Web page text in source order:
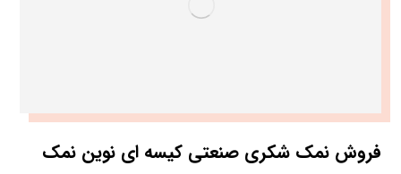
فروش نمک شکری صنعتی کیسه ای نوین نمک